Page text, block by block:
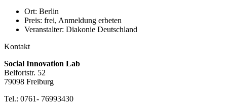
Ort: Berlin
Preis: frei, Anmeldung erbeten
Veranstalter: Diakonie Deutschland
Kontakt
Social Innovation Lab
Belfortstr. 52
79098 Freiburg
Tel.: 0761- 76993430